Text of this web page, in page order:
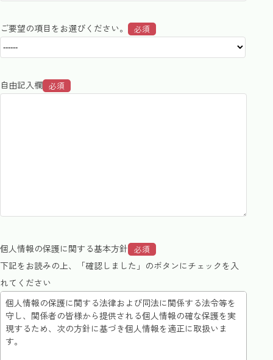
ご要望の項目をお選びください。 必須
自由記入欄 必須
個人情報の保護に関する基本方針 必須
下記をお読みの上、「確認しました」のボタンにチェックを入
れてください
個人情報の保護に関する法律および同法に関係する法令等を
守し、関係者の皆様から提供される個人情報の確な保護を実
現するため、次の方針に基づき個人情報を適正に取扱いま
す。